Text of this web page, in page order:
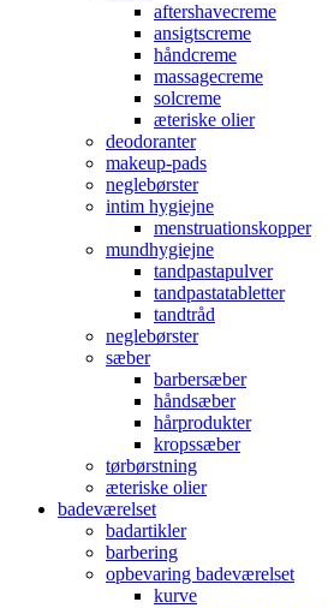
aftershavecreme
ansigtscreme
håndcreme
massagecreme
solcreme
æteriske olier
deodoranter
makeup-pads
neglebørster
intim hygiejne
menstruationskopper
mundhygiejne
tandpastapulver
tandpastatabletter
tandtråd
neglebørster
sæber
barbersæber
håndsæber
hårprodukter
kropssæber
tørbørstning
æteriske olier
badeværelset
badartikler
barbering
opbevaring badeværelset
kurve